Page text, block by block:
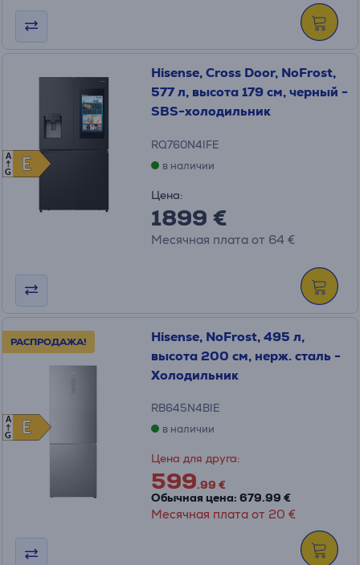
E
E
A
G
Hisense, Cross Door, NoFrost,
577 л, высота 179 см, черный -
SBS-холодильник
RQ760N4IFE
в наличии
Цена:
1899 €
Месячная плата от 64 €
РАСПРОДАЖА!
E
E
A
G
Hisense, NoFrost, 495 л,
высота 200 см, нерж. сталь -
Холодильник
RB645N4BIE
в наличии
Цена для друга:
599.99 €
Обычная цена: 679.99 €
Месячная плата от 20 €